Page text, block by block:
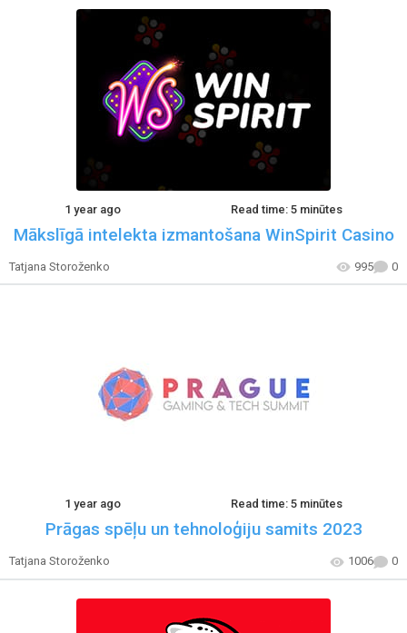
1 year ago Read time: 5 minūtes
Mākslīgā intelekta izmantošana WinSpirit Casino
Tatjana Storoženko 995 0
1 year ago Read time: 5 minūtes
Prāgas spēļu un tehnoloģiju samits 2023
Tatjana Storoženko 1006 0